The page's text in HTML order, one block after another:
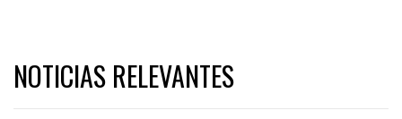
NOTICIAS RELEVANTES